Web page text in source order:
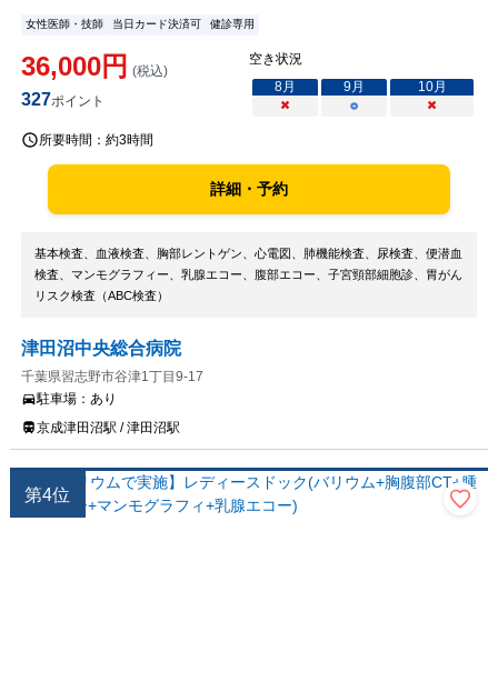
女性医師・技師 当日カード決済可 健診専用
36,000円 (税込)
327ポイント
空き状況
8月 9月 10月
×
○ ×
所要時間： 約3時間
詳細・予約
基本検査、血液検査、胸部レントゲン、心電図、肺機能検査、尿検査、便潜血
検査、マンモグラフィー、乳腺エコー、腹部エコー、子宮頸部細胞診、胃がん
リスク検査（ABC検査）
津田沼中央総合病院
千葉県習志野市谷津1丁目9-17
駐車場： あり
京成津田沼駅 / 津田沼駅
第4位